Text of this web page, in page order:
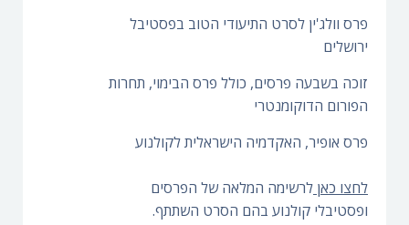
פרס וולג'ין לסרט התיעודי הטוב בפסטיבל
ירושלים
זוכה בשבעה פרסים, כולל פרס הבימוי, תחרות
הפורום הדוקומנטרי
פרס אופיר, האקדמיה הישראלית לקולנוע
לחצו כאן לרשימה המלאה של הפרסים
ופסטיבלי קולנוע בהם הסרט השתתף.